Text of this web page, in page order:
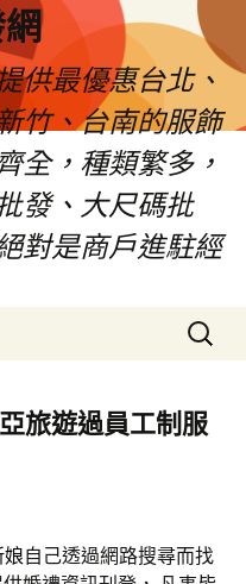
供最優惠台北、
竹、台南的服飾
全，種類繁多，
發、大尺碼批
對是商戶進駐經
搜
尋
鍵
字:
旅遊過員工制服
娘自己透過網路搜尋而找